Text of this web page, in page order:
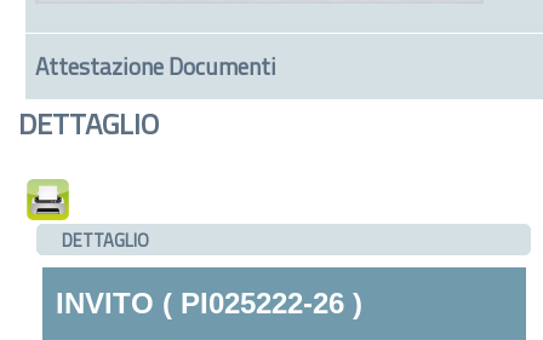
Attestazione Documenti
DETTAGLIO
DETTAGLIO
INVITO ( PI025222-26 )